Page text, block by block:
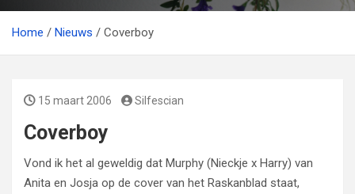
Cattery Silfescian
Somali's en soms Abessijn-variantjes
Home
Nieuws Coverboy
15 maart 2006 Silfescian
Coverboy
Vond ik het al geweldig dat Murphy (Nieckje x Harry) van
Anita en Josja op de cover van het Raskanblad staat,